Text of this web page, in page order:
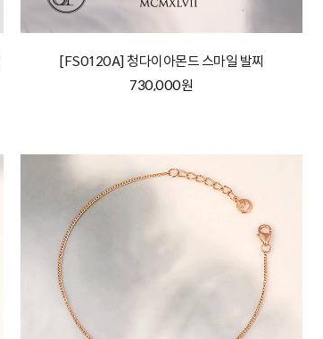
[FS0120A] 청다이아몬드 스마일 발찌
730,000원